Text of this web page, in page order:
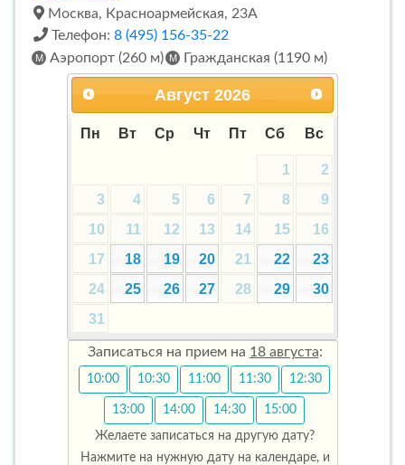
Москва, Красноармейская, 23А
Телефон: 8 (495) 156-35-22
Аэропорт (260 м)
Гражданская (1190 м)
Август 2026
Пн Вт Ср Чт Пт Сб Вс
1
2
3
4 5 6 7 8
9
10
11 12 13 14 15
16
17
18 19 20 21 22
23
24
25 26 27 28 29
30
31
Записаться на прием на 18 августа:
10:00 10:30 11:00 11:30 12:30
13:00 14:00 14:30 15:00
Желаете записаться на другую дату?
Нажмите на нужную дату на календаре, и